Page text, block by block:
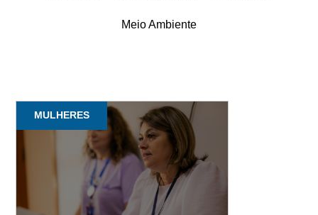
Meio Ambiente
MULHERES